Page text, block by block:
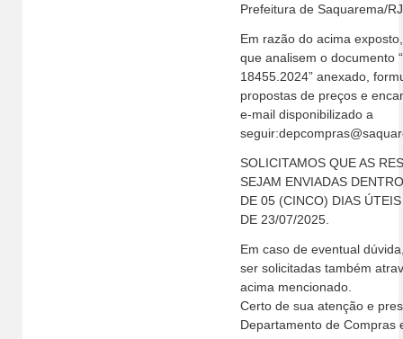
Prefeitura de Saquarema/
Em razão do acima
que analisem o documento
18455.2024” anexado,
propostas de preços e
e-mail disponibilizado a
SOLICITAMOS QUE AS
SEJAM ENVIADAS
DE 05 (CINCO) DIAS ÚTEIS
DE 23/07/2025.
Em caso de eventual
ser solicitadas também
acima mencionado.
Certo de sua atenção e
Departamento de Compras